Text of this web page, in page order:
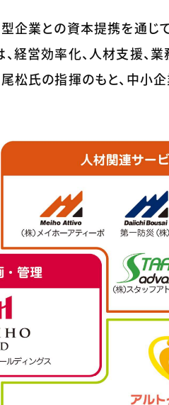
企業との資本提携を通じ
経営効率化、人材支援、
松氏の指揮のもと、中小